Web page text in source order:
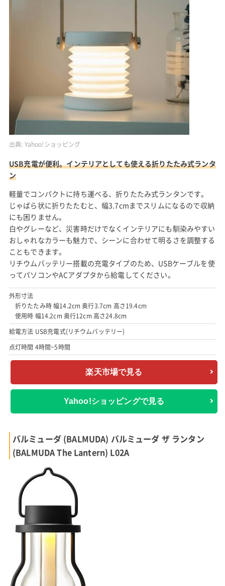
出典: Yahoo!ショッピング
USB充電が便利。インテリアとしても使える折りたたみ式ランタ
ン
軽量でコンパクトに持ち運べる、折りたたみ式ランタンです。
じゃばら状に折りたたむと、幅3.7cmまでスリムになるので収納
にも困りません。
白やグレーなど、災害時だけでなくインテリアにも馴染みやすい
おしゃれなカラーも魅力で、シーンに合わせて明るさを調整する
こともできます。
リチウムバッテリー搭載の充電タイプのため、USBケーブルを使
ってパソコンやACアダプタから給電してください。
外形寸法
折りたたみ時 幅14.2cm 奥行3.7cm 高さ19.4cm
使用時 幅14.2cm 奥行12cm 高さ24.8cm
給電方法 USB充電式(リチウムバッテリー)
点灯時間 4時間~5時間
楽天市場で見る
Yahoo!ショッピングで見る
バルミューダ (BALMUDA) バルミューダ ザ ランタン
(BALMUDA The Lantern) L02A